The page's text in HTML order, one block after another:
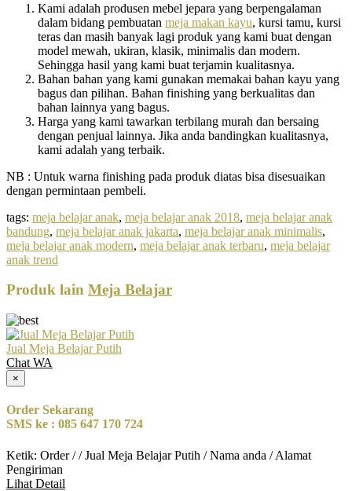
Kami adalah produsen mebel jepara yang berpengalaman
dalam bidang pembuatan meja makan kayu, kursi tamu, kursi
teras dan masih banyak lagi produk yang kami buat dengan
model mewah, ukiran, klasik, minimalis dan modern.
Sehingga hasil yang kami buat terjamin kualitasnya.
Bahan bahan yang kami gunakan memakai bahan kayu yang
bagus dan pilihan. Bahan finishing yang berkualitas dan
bahan lainnya yang bagus.
Harga yang kami tawarkan terbilang murah dan bersaing
dengan penjual lainnya. Jika anda bandingkan kualitasnya,
kami adalah yang terbaik.
NB : Untuk warna finishing pada produk diatas bisa disesuaikan
dengan permintaan pembeli.
tags: meja belajar anak, meja belajar anak 2018, meja belajar anak
bandung, meja belajar anak jakarta, meja belajar anak minimalis,
meja belajar anak modern, meja belajar anak terbaru, meja belajar
anak trend
Produk lain Meja Belajar
Jual Meja Belajar Putih
Chat WA
×
Order Sekarang
SMS ke : 085 647 170 724
Ketik: Order / / Jual Meja Belajar Putih / Nama anda / Alamat
Pengiriman
Lihat Detail